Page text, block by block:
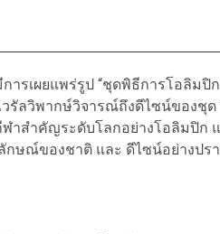
รเผยแพร่รูป “ชุดพิธีการโอลิมปิ
รัลวิพากษ์วิจารณ์ถึงดีไซน์ของชุ
สำคัญระดับโลกอย่างโอลิมปิก
ลักษณ์ของชาติ และ ดีไซน์อย่างป